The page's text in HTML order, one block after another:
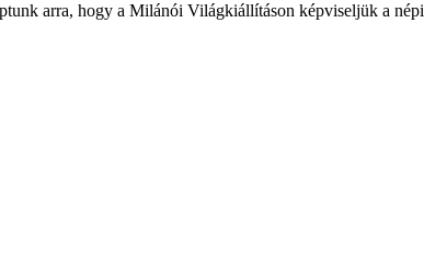
arra, hogy a Milánói Világkiállításon képviseljük a népi